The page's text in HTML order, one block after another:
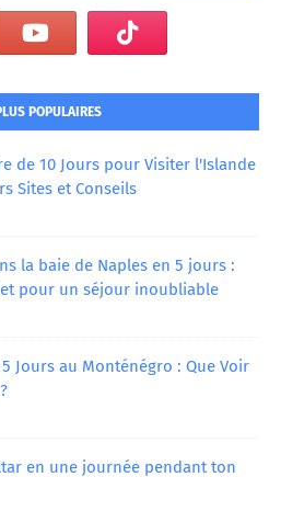
POPULAIRES
de 10 Jours pour Visiter l'Islande
Sites et Conseils
la baie de Naples en 5 jours :
pour un séjour inoubliable
Jours au Monténégro : Que Voir
en une journée pendant ton